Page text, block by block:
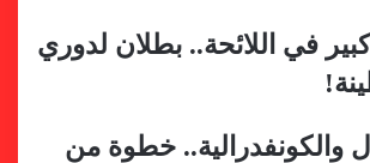
في اللائحة.. بطلان لدوري
والكونفدرالية.. خطوة من